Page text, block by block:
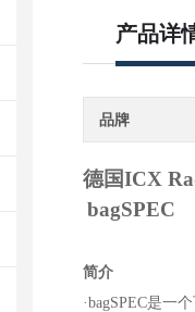
产品详
品牌
德国ICX
bagSPEC
简介
·bagSPEC是一